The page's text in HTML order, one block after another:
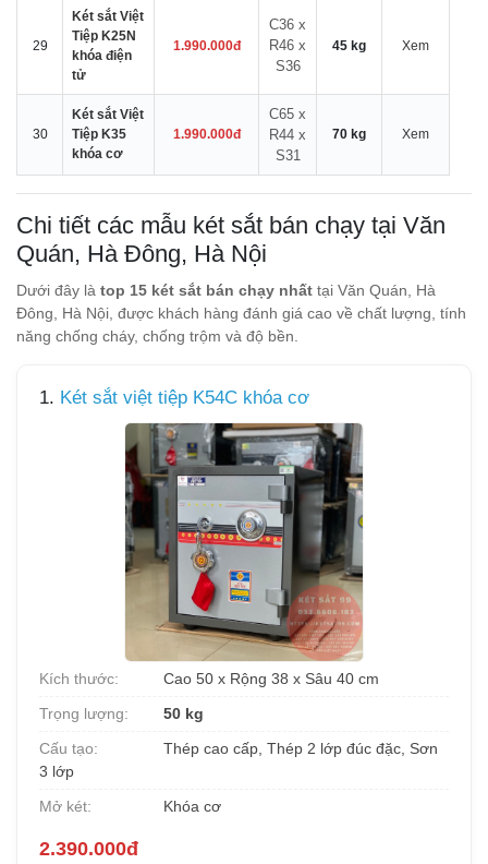
29
Két sắt Việt
Tiệp K25N
khóa điện
tử
1.990.000đ
C36 x
R46 x
S36
45 kg Xem
30
Két sắt Việt
Tiệp K35
khóa cơ
1.990.000đ
C65 x
R44 x
S31
70 kg Xem
Chi tiết các mẫu két sắt bán chạy tại Văn
Quán, Hà Đông, Hà Nội
Dưới đây là top 15 két sắt bán chạy nhất tại Văn Quán, Hà
Đông, Hà Nội, được khách hàng đánh giá cao về chất lượng, tính
năng chống cháy, chống trộm và độ bền.
1. Két sắt việt tiệp K54C khóa cơ
Kích thước:
Cao 50 x Rộng 38 x Sâu 40 cm
Trọng lượng:
50 kg
Cấu tạo:
Thép cao cấp, Thép 2 lớp đúc đặc, Sơn
3 lớp
Mở két:
Khóa cơ
2.390.000đ